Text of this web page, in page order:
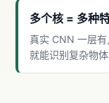
多个核 = 多种
真实 CNN 一层
就能识别复杂物体